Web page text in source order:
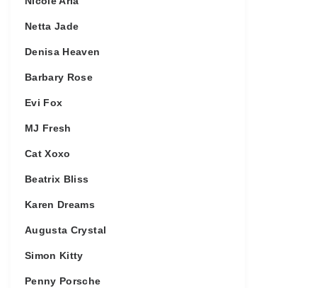
Netta Jade
Denisa Heaven
Barbary Rose
Evi Fox
MJ Fresh
Cat Xoxo
Beatrix Bliss
Karen Dreams
Augusta Crystal
Simon Kitty
Penny Porsche